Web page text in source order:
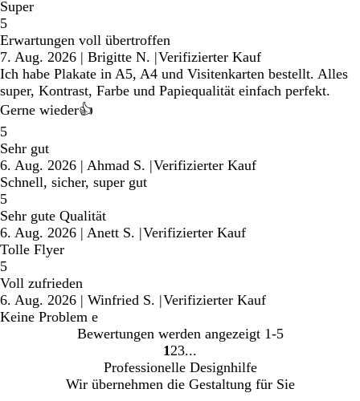
Super
5
Erwartungen voll übertroffen
7. Aug. 2026 | Brigitte N. |Verifizierter Kauf
Ich habe Plakate in A5, A4 und Visitenkarten bestellt. Alles
super, Kontrast, Farbe und Papiequalität einfach perfekt.
Gerne wieder👍
5
Sehr gut
6. Aug. 2026 | Ahmad S. |Verifizierter Kauf
Schnell, sicher, super gut
5
Sehr gute Qualität
6. Aug. 2026 | Anett S. |Verifizierter Kauf
Tolle Flyer
5
Voll zufrieden
6. Aug. 2026 | Winfried S. |Verifizierter Kauf
Keine Problem e
Bewertungen werden angezeigt 1-5
Gehe
zu
Seite
1 Gehe
zu
Seite
2 Gehe
zu
Seite
3
Professionelle Designhilfe
Wir übernehmen die Gestaltung für Sie